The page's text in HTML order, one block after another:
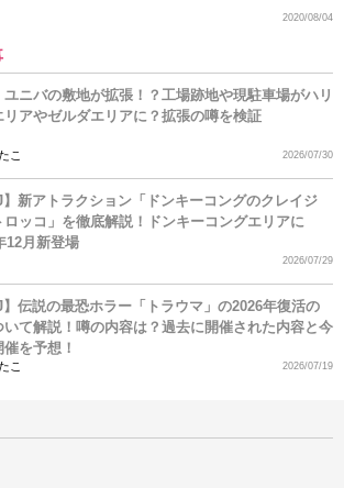
2020/08/04
ユニバの敷地が拡張！？工場跡地や現駐車場がハリ
リアやゼルダエリアに？拡張の噂を検証
こ 2026/07/30
】新アトラクション「ドンキーコングのクレイジ
ロッコ」を徹底解説！ドンキーコングエリアに
12月新登場
2026/07/29
】伝説の最恐ホラー「トラウマ」の2026年復活の
いて解説！噂の内容は？過去に開催された内容と今
を予想！
こ 2026/07/19